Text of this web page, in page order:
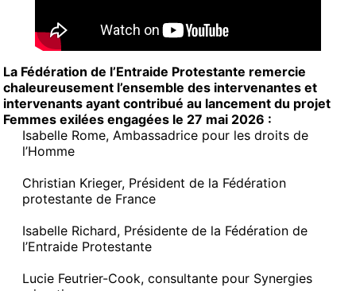
La Fédération de l’Entraide Protestante remercie
chaleureusement l’ensemble des intervenantes et
intervenants ayant contribué au lancement du projet
Femmes exilées engagées le 27 mai 2026 :
Isabelle Rome, Ambassadrice pour les droits de
l’Homme
Christian Krieger, Président de la Fédération
protestante de France
Isabelle Richard, Présidente de la Fédération de
l’Entraide Protestante
Lucie Feutrier-Cook, consultante pour Synergies